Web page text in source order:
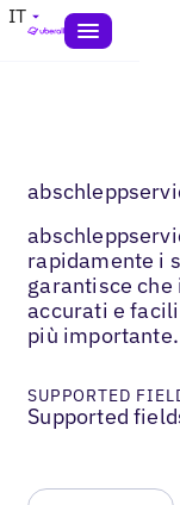
IT
rapidamente i
garantisce
accurati e
più importante.
SUPPORTED
Supported